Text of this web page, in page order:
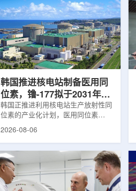
中，用于提升图像引导放射治疗的精
准度和安全性。此次实施方案以
Halcyon系统软件5.0版本为基础，集
成高分辨率锥形束CT成像系统
HyperSight、六自由度患者定位台
Dynamic Couch，以及表面引导放
射治疗系统IDENTIFY。亚洲大学医
韩国推进核电站制备医用同
位素，镥-177拟于2031年商
业化生产
韩国正推进利用核电站生产放射性同
位素的产业化计划，医用同位素
镥-177(Lu-177)被列为首个商业化目
产，后续还可能将产品范围扩大至
钴-60、氚-3和氦-3等同位素。Lu-
177是当前全球放射性药物市场中应
用较广的治疗性放射性同位素，可用
2026-08-06